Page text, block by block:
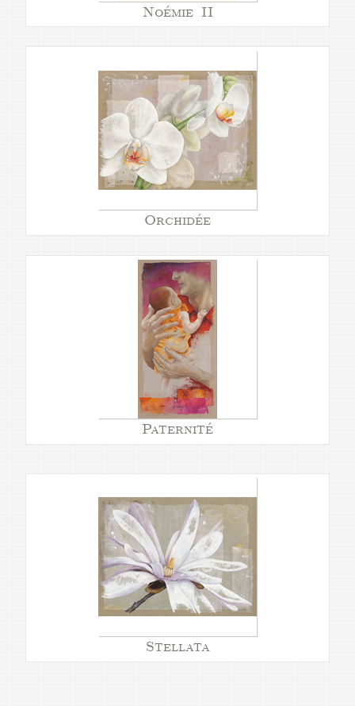
Noémie II
Orchidée
Paternité
Stellata